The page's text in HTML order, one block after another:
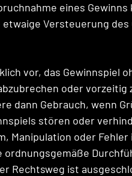
eines
Versteuerung
vor, das Gewinnspiel
oder
dann Gebrauch, wenn
stören oder
Manipulation oder
Rechtsweg ist